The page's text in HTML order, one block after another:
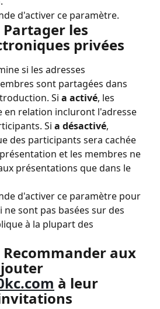
d'activer ce paramètre.
les
privées
si les adresses
sont partagées dans
Si a activé, les
en relation incluront l'adresse
Si a désactivé,
des participants sera cachée
et les membres ne
présentations que dans le
d'activer ce paramètre pour
sont pas basées sur des
à la plupart des
Recommander aux
à leur